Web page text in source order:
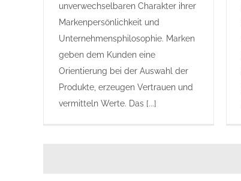
unverwechselbaren Charakter ihrer
Markenpersönlichkeit und
Unternehmensphilosophie. Marken
geben dem Kunden eine
Orientierung bei der Auswahl der
Produkte, erzeugen Vertrauen und
vermitteln Werte. Das [...]